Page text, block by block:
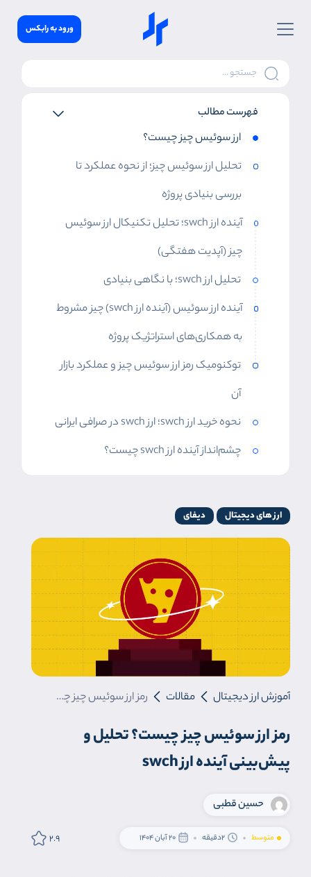
ورود به رابکس
فهرست مطالب
ارز سوئیس چیز چیست؟
تحلیل ارز سوئیس چیز؛ از نحوه عملکرد تا
بررسی بنیادی پروژه
آینده ارز swch؛ تحلیل تکنیکال ارز سوئیس
چیز (آپدیت هفتگی)
تحلیل ارز swch؛ با نگاهی بنیادی
آینده ارز سوئيس (آینده ارز swch) چیز مشروط
به همکاری‌های استراتژیک پروژه
توکنومیک رمز ارز سوئیس چیز و عملکرد بازار
آن
نحوه خرید ارز swch؛ ارز swch در صرافی ایرانی
چشم‌انداز آینده ارز swch چیست؟
ارز های دیجیتال دیفای
آموزش ارز دیجیتال مقالات رمز ارز سوئیس چیز چیست؟ تحلیل و پیش‌بینی آینده ارز swch
رمز ارز سوئیس چیز چیست؟ تحلیل و
پیش‌بینی آینده ارز swch
حسین قطبی
متوسط 2دقیقه 20 آبان 1404 2.9